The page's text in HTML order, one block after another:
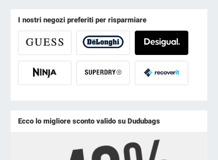
I nostri negozi preferiti per risparmiare
Ecco lo migliore sconto valido su Dudubags